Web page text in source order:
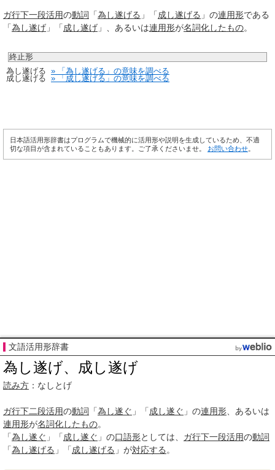
ガ行下一段活用の動詞 「為し遂げる 」「成し遂げる 」の連用形である
「為し遂げ 」「成し遂げ 」、あるいは連用形が名詞化したもの。
終止形
為し遂げる » 「為し遂げる」の意味を調べる
成し遂げる » 「成し遂げる」の意味を調べる
日本語活用形辞書はプログラムで機械的に活用形や説明を生成しているため、不適
切な項目が含まれていることもあります。ご了承くださいませ。 お問い合わせ
文語活用形辞書
為し遂げ、成し遂げ
読み方 ：なしとげ
ガ行下二段活用の動詞 「為し遂ぐ 」「成し遂ぐ 」の連用形 、あるいは
連用形が名詞化したもの。
「為し遂ぐ 」「成し遂ぐ 」の口語形としては、 ガ行下一段活用の動詞
「為し遂げる 」「成し遂げる 」が対応する 。